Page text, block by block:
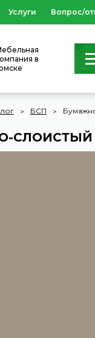
Услуги Вопрос/
в
БСП
СЛОИСТЫЙ